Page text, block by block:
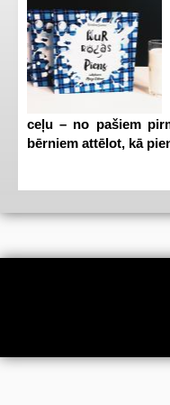
ceļu – no pašiem
bērniem attēlot, kā